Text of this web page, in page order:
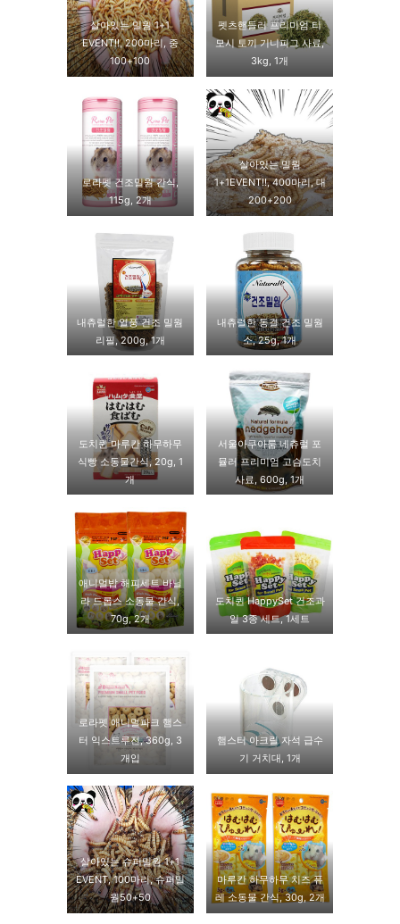
살아있는 밀웜 1+1
EVENT!!, 200마리, 중
100+100
펫츠핸들러 프리미엄 티
모시 토끼 기니피그 사료,
3kg, 1개
로라펫 건조밀웜 간식,
115g, 2개
살아있는 밀웜
1+1EVENT!!, 400마리, 대
200+200
내츄럴한 열풍 건조 밀웜
리필, 200g, 1개
내츄럴한 동결 건조 밀웜
소, 25g, 1개
도치퀸 마루칸 하무하무
식빵 소동물간식, 20g, 1
개
서울아쿠아룸 네츄럴 포
뮬러 프리미엄 고슴도치
사료, 600g, 1개
애니멀밥 해피세트 바닐
라 드롭스 소동물 간식,
70g, 2개
도치퀸 HappySet 건조과
일 3종 세트, 1세트
로라펫 애니멀파크 햄스
터 익스트루전, 360g, 3
개입
햄스터 아크릴 자석 급수
기 거치대, 1개
살아있는 슈퍼밀웜 1+1
EVENT, 100마리, 슈퍼밀
웜50+50
마루칸 하무하무 치즈 퓨
레 소동물 간식, 30g, 2개